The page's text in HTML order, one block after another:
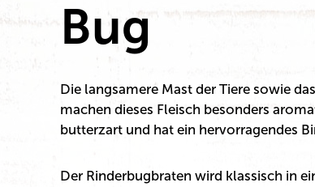
Bug
Die langsamere Mast der Tiere sowie
machen dieses Fleisch besonders
butterzart und hat ein hervorragendes
Der Rinderbugbraten wird klassisch in